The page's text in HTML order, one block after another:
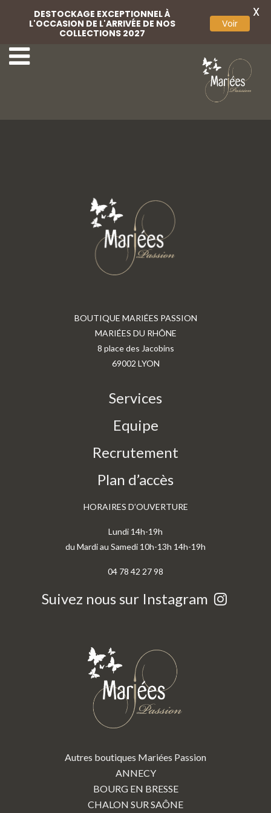
8-Très Chic 10-Très Chic
BOUTIQUE MARIÉES PASSION
MARIÉES DU RHÔNE
8 place des Jacobins
69002 LYON
Services
Equipe
Recrutement
Plan d’accès
HORAIRES D’OUVERTURE
Lundi 14h-19h
du Mardi au Samedi 10h-13h 14h-19h
04 78 42 27 98
Suivez nous sur Instagram
Autres boutiques Mariées Passion
ANNECY
BOURG EN BRESSE
CHALON SUR SAÔNE
DESTOCKAGE EXCEPTIONNEL À
L'OCCASION DE L'ARRIVÉE DE NOS
COLLECTIONS 2027
Voir
X